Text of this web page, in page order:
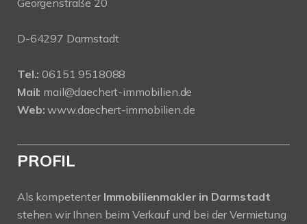
Georgenstraße 20
D-64297 Darmstadt
Tel.: 06151 9518088
Mail: mail@daechert-immobilien.de
Web: www.daechert-immobilien.de
PROFIL
Als kompetenter Immobilienmakler in Darmstadt
stehen wir Ihnen beim Verkauf und bei der Vermietung